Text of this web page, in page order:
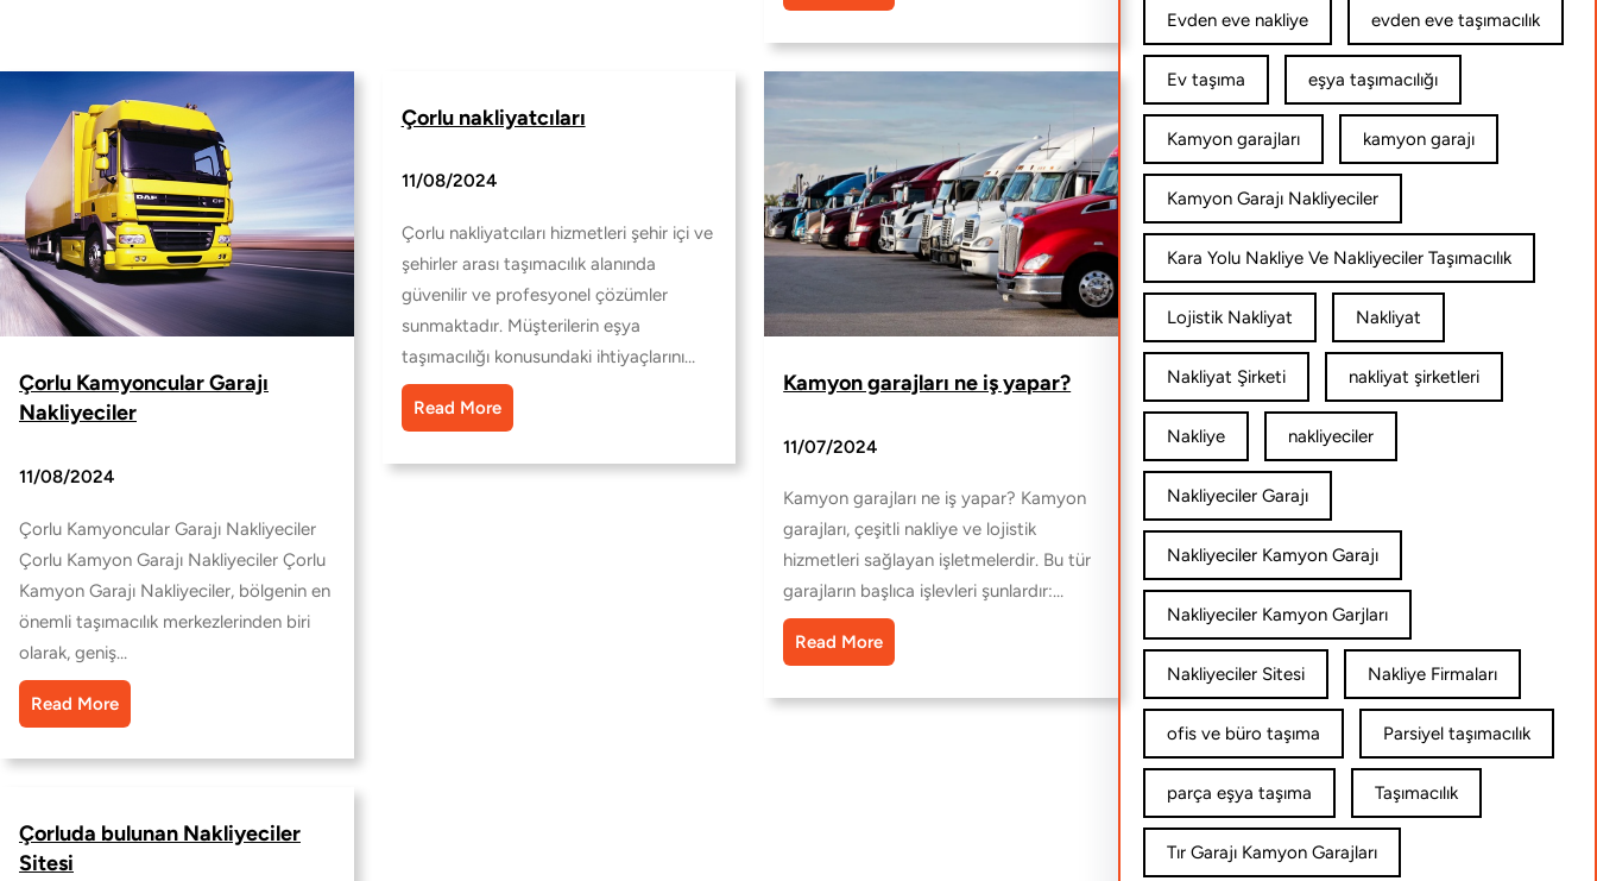
Çorlu Kamyoncular Garajı
Nakliyeciler
11/08/2024
Çorlu Kamyoncular Garajı Nakliyeciler
Çorlu Kamyon Garajı Nakliyeciler Çorlu
Kamyon Garajı Nakliyeciler, bölgenin en
önemli taşımacılık merkezlerinden biri
olarak, geniş…
Read More
Çorlu nakliyatcıları
11/08/2024
Çorlu nakliyatcıları hizmetleri şehir içi ve
şehirler arası taşımacılık alanında
güvenilir ve profesyonel çözümler
sunmaktadır. Müşterilerin eşya
taşımacılığı konusundaki ihtiyaçlarını…
Read More
Kamyon garajları ne iş yapar?
11/07/2024
Kamyon garajları ne iş yapar? Kamyon
garajları, çeşitli nakliye ve lojistik
hizmetleri sağlayan işletmelerdir. Bu tür
garajların başlıca işlevleri şunlardır:…
Read More
Çorluda bulunan Nakliyeciler
Sitesi
Evden eve nakliye evden eve taşımacılık
Ev taşıma eşya taşımacılığı
Kamyon garajları kamyon garajı
Kamyon Garajı Nakliyeciler
Kara Yolu Nakliye Ve Nakliyeciler Taşımacılık
Lojistik Nakliyat Nakliyat
Nakliyat Şirketi nakliyat şirketleri
Nakliye nakliyeciler
Nakliyeciler Garajı
Nakliyeciler Kamyon Garajı
Nakliyeciler Kamyon Garjları
Nakliyeciler Sitesi Nakliye Firmaları
ofis ve büro taşıma Parsiyel taşımacılık
parça eşya taşıma Taşımacılık
Tır Garajı Kamyon Garajları